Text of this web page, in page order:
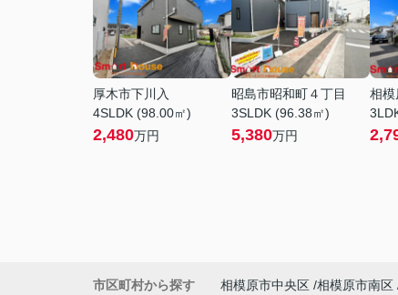
厚木市下川入
4SLDK (98.00㎡)
2,480万円
昭島市昭和町４丁目
3SLDK (96.38㎡)
5,380万円
相模
市区町村から探す 相模原市中央区 相模原市南区